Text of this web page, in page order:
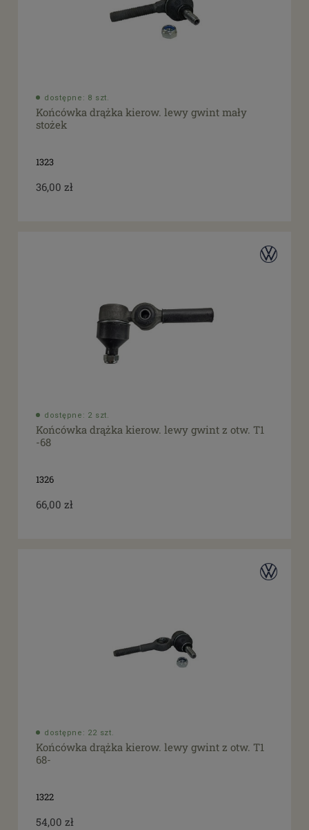
dostępne: 8 szt.
Końcówka drążka kierow. lewy gwint mały
stożek
1323
36,00 zł
dostępne: 2 szt.
Końcówka drążka kierow. lewy gwint z otw. T1
-68
1326
66,00 zł
dostępne: 22 szt.
Końcówka drążka kierow. lewy gwint z otw. T1
68-
1322
54,00 zł